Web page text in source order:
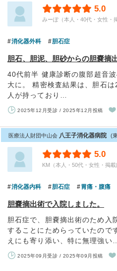
5.0
みーぽ（本人・40代・女性・
消化器外科 胆石症
胆石、胆泥、胆砂からの胆嚢摘
40代前半 健康診断の腹部超音
大に。 精密検査結果は、胆石
人が持っており…
2025年12月受診 / 2025年12月投稿
医療法人財団中山会 八王子消化器病院 (
5.0
KM（本人・50代・女性・掲載
消化器内科 胆石症 胃痛・腹痛
胆嚢摘出術で入院しました。
胆石症で、胆嚢摘出術のため入
することにためらっていたので
えにも寄り添い、特に無理強い…
2025年09月受診 / 2025年09月投稿